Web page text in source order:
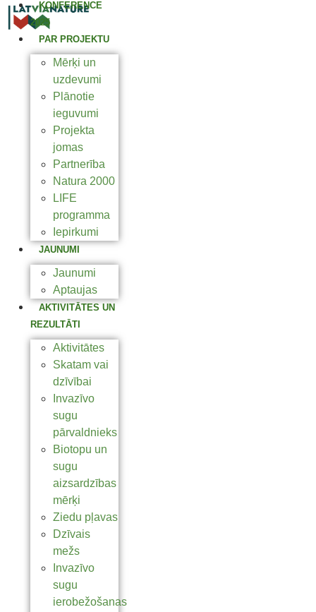
KONFERENCE
2025
PAR PROJEKTU
Mērķi un
uzdevumi
Plānotie
ieguvumi
Projekta
jomas
Partnerība
Natura 2000
LIFE
programma
Iepirkumi
JAUNUMI
Jaunumi
Aptaujas
AKTIVITĀTES UN
REZULTĀTI
Aktivitātes
Skatam vai
dzīvībai
Invazīvo
sugu
pārvaldnieks
Biotopu un
sugu
aizsardzības
mērķi
Ziedu pļavas
Dzīvais
mežs
Invazīvo
sugu
ierobežošanas